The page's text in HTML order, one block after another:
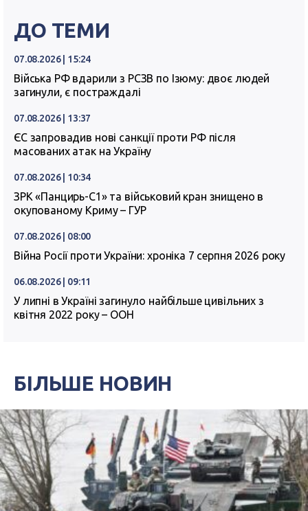
ДО ТЕМИ
07.08.2026 | 15:24
Війська РФ вдарили з РСЗВ по Ізюму: двоє людей
загинули, є постраждалі
07.08.2026 | 13:37
ЄС запровадив нові санкції проти РФ після
масованих атак на Україну
07.08.2026 | 10:34
ЗРК «Панцирь-С1» та військовий кран знищено в
окупованому Криму – ГУР
07.08.2026 | 08:00
Війна Росії проти України: хроніка 7 серпня 2026 року
06.08.2026 | 09:11
У липні в Україні загинуло найбільше цивільних з
квітня 2022 року – ООН
БІЛЬШЕ НОВИН